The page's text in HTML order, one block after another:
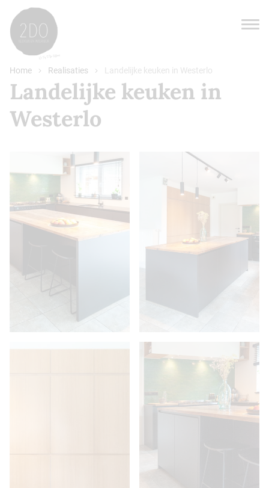
Home Realisaties Landelijke keuken in Westerlo
Landelijke keuken in
Westerlo